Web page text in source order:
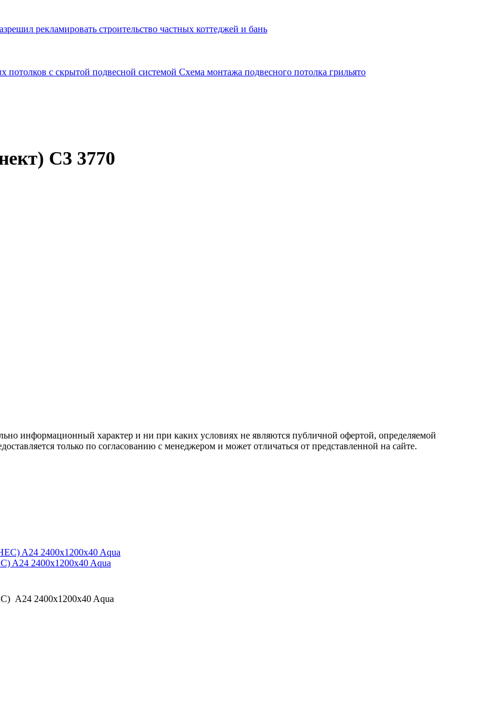
рекламировать строительство частных коттеджей и бань
потолков с скрытой подвесной системой Схема монтажа подвесного потолка грильято
C3 3770
информационный характер и ни при каких условиях не являются публичной офертой, определяемой
только по согласованию с менеджером и может отличаться от представленной на сайте.
A24 2400x1200x40 Aqua
A24 2400x1200x40 Aqua